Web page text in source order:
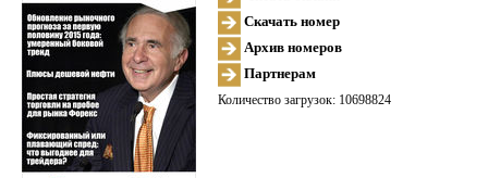
Скачать номер
Архив номеров
Партнерам
Количество загрузок: 10698824